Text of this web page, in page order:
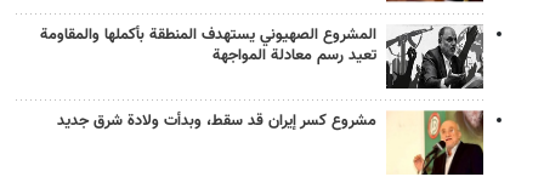
المشروع الصهيوني يستهدف المنطقة بأكملها والمقاومة
تعيد رسم معادلة المواجهة
مشروع كسر إيران قد سقط، وبدأت ولادة شرق جديد